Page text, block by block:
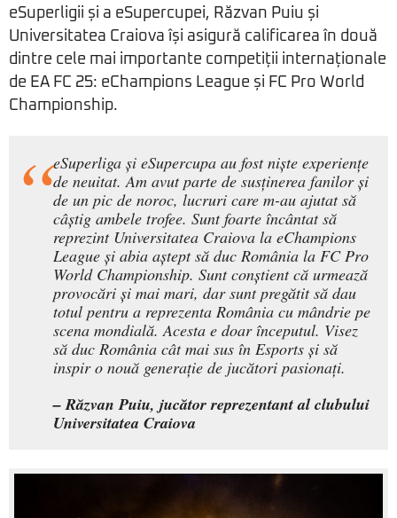
eSuperligii și a eSupercupei, Răzvan Puiu și
Universitatea Craiova își asigură calificarea în două
dintre cele mai importante competiții internaționale
de EA FC 25: eChampions League și FC Pro World
Championship.
eSuperliga și eSupercupa au fost niște experiențe
de neuitat. Am avut parte de susținerea fanilor și
de un pic de noroc, lucruri care m-au ajutat să
câștig ambele trofee. Sunt foarte încântat să
reprezint Universitatea Craiova la eChampions
League și abia aștept să duc România la FC Pro
World Championship. Sunt conștient că urmează
provocări și mai mari, dar sunt pregătit să dau
totul pentru a reprezenta România cu mândrie pe
scena mondială. Acesta e doar începutul. Visez
să duc România cât mai sus în Esports și să
inspir o nouă generație de jucători pasionați.
– Răzvan Puiu, jucător reprezentant al clubului
Universitatea Craiova